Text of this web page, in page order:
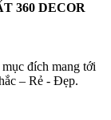
360 DECOR
đích mang tới
– Rẻ - Đẹp.